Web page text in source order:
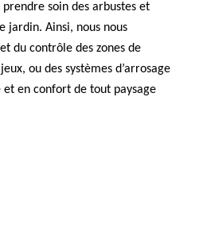
soin des arbustes et
jardin. Ainsi, nous nous
du contrôle des zones de
ou des systèmes d’arrosage
en confort de tout paysage